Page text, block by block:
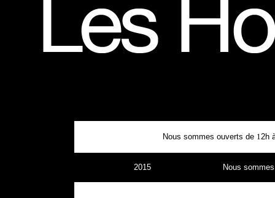
Nous sommes ouverts de 12h
2015 Nous